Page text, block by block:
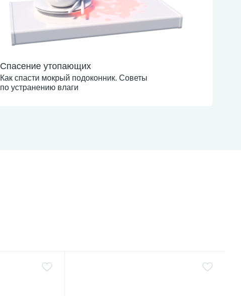
Спасение утопающих
Как спасти мокрый подоконник. Советы
по устранению влаги